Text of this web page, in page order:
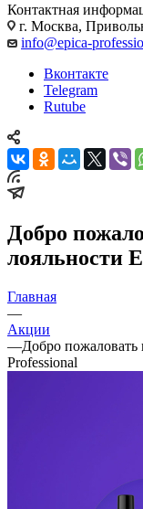
Контактная
г. Москва,
info@epica-
Вконтакте
Telegram
Rutube
Добро
лояльности
Главная
—
Акции
—Добро пожаловать
Professional